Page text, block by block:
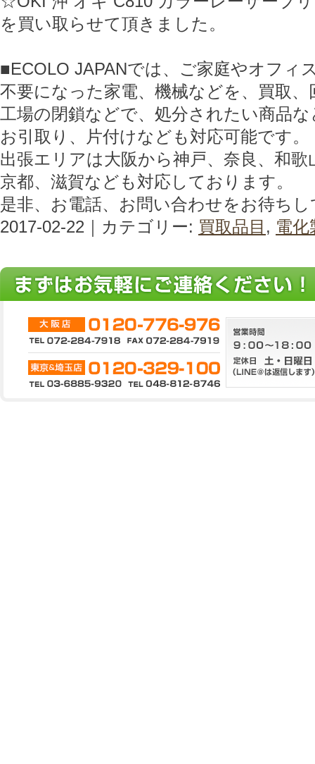
を買い取らせて頂きました。
■ECOLO JAPANでは、ご家庭やオフィ
不要になった家電、機械などを、買取
工場の閉鎖などで、処分されたい商品な
お引取り、片付けなども対応可能です。
出張エリアは大阪から神戸、奈良、和歌
京都、滋賀なども対応しております。
是非、お電話、お問い合わせをお待ち
2017-02-22｜カテゴリー: 買取品目 , 電化